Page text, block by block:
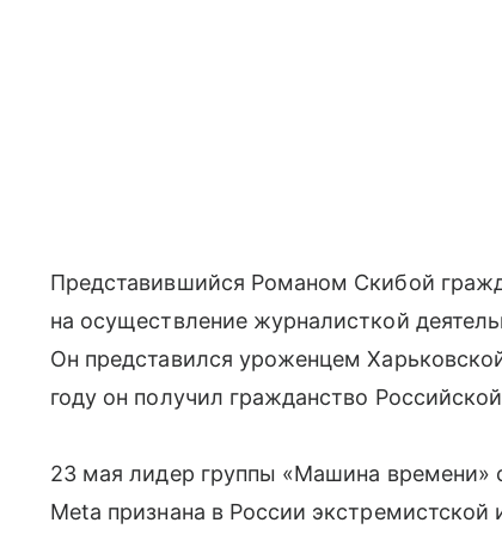
Представившийся Романом Скибой
на осуществление журналисткой
Он представился уроженцем
году он получил гражданство
23 мая лидер группы «Машина времени»
Meta признана в России